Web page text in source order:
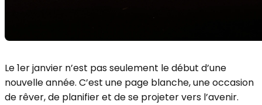
Le 1er janvier n’est pas seulement le début d’une
nouvelle année. C’est une page blanche, une occasion
de rêver, de planifier et de se projeter vers l’avenir.